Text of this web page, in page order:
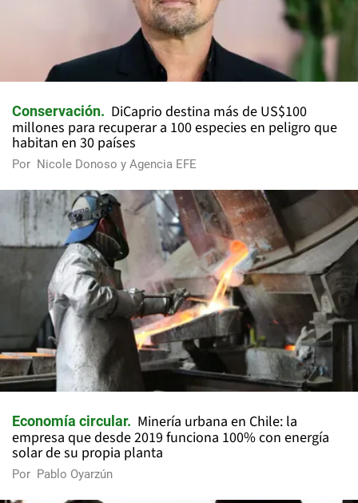
Conservación
DiCaprio destina más de US$100
millones para recuperar a 100 especies en peligro que
habitan en 30 países
Por Nicole Donoso y Agencia EFE
Economía circular
Minería urbana en Chile: la
empresa que desde 2019 funciona 100% con energía
solar de su propia planta
Por Pablo Oyarzún